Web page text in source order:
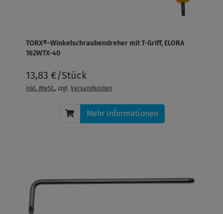
TORX®-Winkelschraubendreher mit T-Griff, ELORA
162WTX-40
13,83 €/Stück
inkl. MwSt., zzgl.Versandkosten
Mehr Informationen